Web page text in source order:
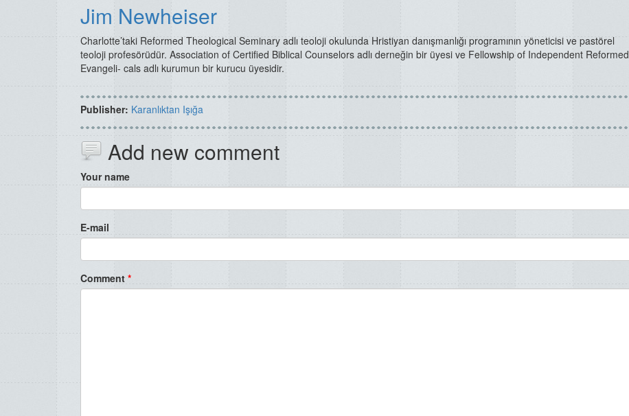
Jim Newheiser
Charlotte’taki Reformed Theological Seminary adlı teoloji okulunda Hristiyan danışmanlığı programının yöneticisi ve pastörel
teoloji profesörüdür. Association of Certified Biblical Counselors adlı derneğin bir üyesi ve Fellowship of Independent Reformed
Evangeli- cals adlı kurumun bir kurucu üyesidir.
Publisher: Karanlıktan Işığa
Add new comment
Your name
E-mail
Comment *